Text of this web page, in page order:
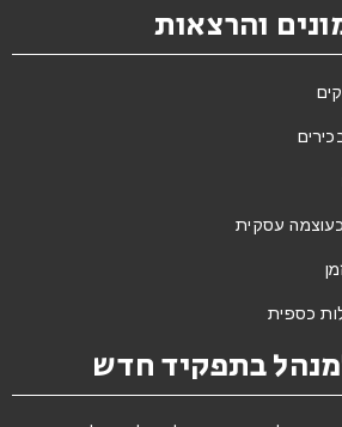
והרצאות
עסקית
כספית
בתפקיד חדש